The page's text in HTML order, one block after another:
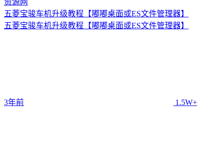
五菱宝骏车机升级教程【嘟嘟桌面或ES文件管理器】
五菱宝骏车机升级教程【嘟嘟桌面或ES文件管理器】
3年前 1.5W+